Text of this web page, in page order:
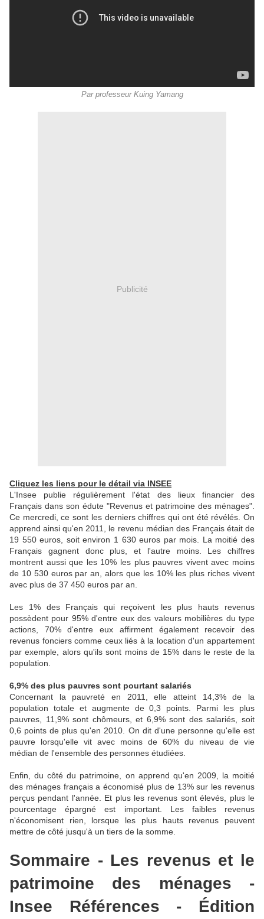
Par professeur Kuing Yamang
Publicité
Cliquez les liens pour le détail via INSEE
L'Insee publie régulièrement l'état des lieux financier des
Français dans son édute "Revenus et patrimoine des ménages".
Ce mercredi, ce sont les derniers chiffres qui ont été révélés. On
apprend ainsi qu'en 2011, le revenu médian des Français était de
19 550 euros, soit environ 1 630 euros par mois. La moitié des
Français gagnent donc plus, et l'autre moins. Les chiffres
montrent aussi que les 10% les plus pauvres vivent avec moins
de 10 530 euros par an, alors que les 10% les plus riches vivent
avec plus de 37 450 euros par an.
Les 1% des Français qui reçoivent les plus hauts revenus
possèdent pour 95% d'entre eux des valeurs mobilières du type
actions, 70% d'entre eux affirment également recevoir des
revenus fonciers comme ceux liés à la location d'un appartement
par exemple, alors qu'ils sont moins de 15% dans le reste de la
population.
6,9% des plus pauvres sont pourtant salariés
Concernant la pauvreté en 2011, elle atteint 14,3% de la
population totale et augmente de 0,3 points. Parmi les plus
pauvres, 11,9% sont chômeurs, et 6,9% sont des salariés, soit
0,6 points de plus qu'en 2010. On dit d'une personne qu'elle est
pauvre lorsqu'elle vit avec moins de 60% du niveau de vie
médian de l'ensemble des personnes étudiées.
Enfin, du côté du patrimoine, on apprend qu'en 2009, la moitié
des ménages français a économisé plus de 13% sur les revenus
perçus pendant l'année. Et plus les revenus sont élevés, plus le
pourcentage épargné est important. Les faibles revenus
n'économisent rien, lorsque les plus hauts revenus peuvent
mettre de côté jusqu'à un tiers de la somme.
Sommaire - Les revenus et le
patrimoine des ménages -
Insee Références - Édition